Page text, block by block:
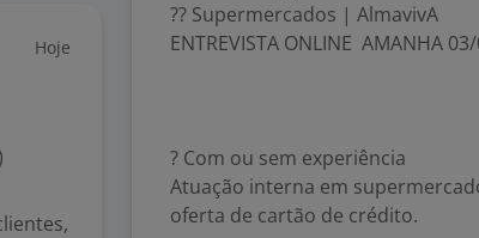
Hoje
?? Supermercados | AlmavivA
ENTREVISTA ONLINE AMANHA
? Com ou sem experiência
Atuação interna em
oferta de cartão de crédito.